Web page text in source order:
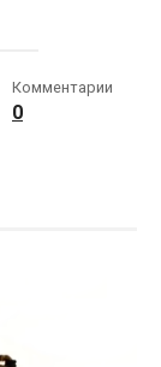
Комментарии
0